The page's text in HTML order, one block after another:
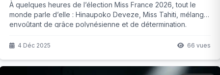
À quelques heures de l’élection Miss France 2026, tout le
monde parle d’elle : Hinaupoko Deveze, Miss Tahiti, mélange
envoûtant de grâce polynésienne et de détermination.
de sens… mais deux polémiques pourraient-elles tout faire
4 Déc 2025 66 vues